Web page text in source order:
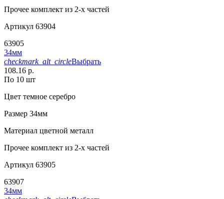
Прочее комплект из 2-х частей
Артикул 63904
63905
34мм
checkmark_alt_circleВыбрать
108.16 р.
По 10 шт
Цвет темное серебро
Размер 34мм
Материал цветной металл
Прочее комплект из 2-х частей
Артикул 63905
63907
34мм